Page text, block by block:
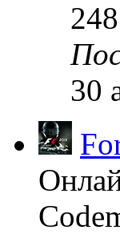
248
30